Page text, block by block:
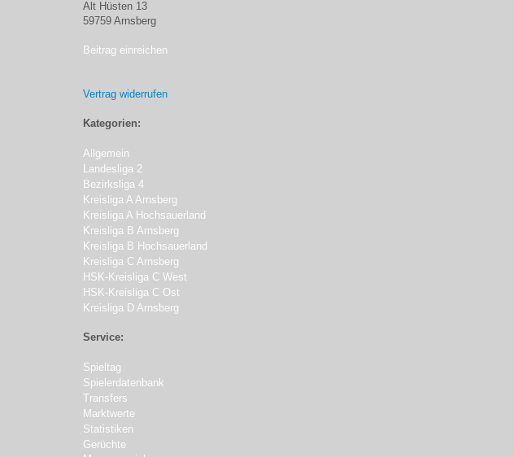
Alt Hüsten 13
59759 Arnsberg
Beitrag einreichen
Vertrag widerrufen
Kategorien:
Allgemein
Landesliga 2
Bezirksliga 4
Kreisliga A Arnsberg
Kreisliga A Hochsauerland
Kreisliga B Arnsberg
Kreisliga B Hochsauerland
Kreisliga C Arnsberg
HSK-Kreisliga C West
HSK-Kreisliga C Ost
Kreisliga D Arnsberg
Service:
Spieltag
Spielerdatenbank
Transfers
Marktwerte
Statistiken
Gerüchte